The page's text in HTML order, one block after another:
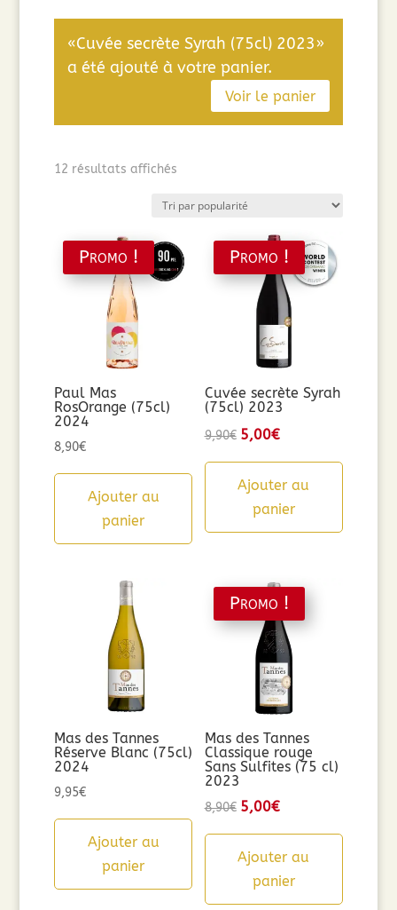
«Cuvée secrète Syrah (75cl) 2023»
a été ajouté à votre panier.
Voir le panier
12 résultats affichésTrié
popularité
Promo !
Paul Mas
RosOrange (75cl)
2024
8,90€
Ajouter au
panier
Promo !
Cuvée secrète Syrah
(75cl) 2023
9,90€ Le
initial
était :
5,00€Le
actuel
est :
Ajouter au
panier
Mas des Tannes
Réserve Blanc (75cl)
2024
9,95€
Ajouter au
panier
Promo !
Mas des Tannes
Classique rouge
Sans Sulfites (75 cl)
2023
8,90€ Le
initial
était :
5,00€Le
actuel
est :
Ajouter au
panier